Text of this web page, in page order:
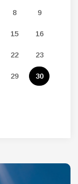
8 9
15 16
22 23
29 30